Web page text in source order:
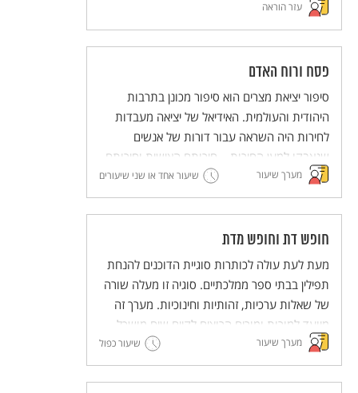
לבעלי מנוי לאתר.
עזר הוראה
פסח ורוח האדם
סיפור יציאת מצרים הוא סיפור מכונן בתרבות
היהודית והעולמית. האידיאל של יציאה מעבדות
לחירות היה השראה עבור דורות של אנשים
שנאבקו למען החירות – חירותם האישית וחירותם
של אחרים. בכך, מעבר להיותו סיפור לאומי, סיפור
יציאת מצרים מבטא רעיון הומניסטי – חירות האדם
– וחושף את המנגנונים שדרכם בעלי הכוח
משעבדים אחרים. בשיעור הזה יפגשו התלמידים
טקסטים הקשורים ליציאת מצרים, שהדיון בהם
נועד להעצים את ההזדהות עם ערך החירות לכל
אדם, את האמפתיה לאחר ואת המודעות
למשמעות השליטה של אדם על זולתו.
מערך שיעור שיעור אחד או שני שיעורים
חופש דת וחופש מדת
מעת לעת עולה לכותרות סוגיית הדוכנים להנחת
תפילין בבתי ספר ממלכתיים. סוגיה זו מעלה שורה
של שאלות ערכיות, זהותיות וחינוכיות. מערך זה
מיועד למורות ומורים הרוצים לקיים שיח מושכל
בכיתה על התופעה. המערך מבקש ללבן את
הערכים "חופש דת" ו"חופש מדת" כזכויות יסוד,
וכן לדון באופיו של החינוך הממלכתי ושל יהדות
מערך שיעור שיעור כפול